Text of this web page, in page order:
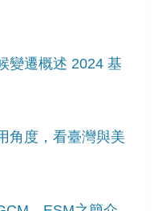
變遷概述 2024 基
角度，看臺灣與美